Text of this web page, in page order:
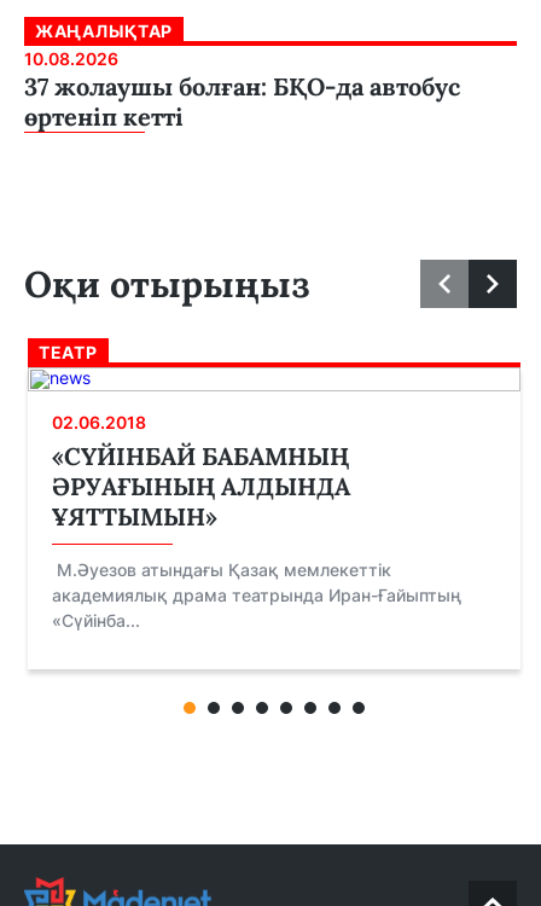
ЖАҢАЛЫҚТАР
10.08.2026
37 жолаушы болған: БҚО-да автобус
өртеніп кетті
Оқи отырыңыз
ТЕАТР
02.06.2018
«СҮЙІНБАЙ БАБАМНЫҢ
ӘРУАҒЫНЫҢ АЛДЫНДА
ҰЯТТЫМЫН»
М.Әуезов атындағы Қазақ мемлекеттік
академиялық драма театрында Иран-Ғайыптың
«Сүйінба...